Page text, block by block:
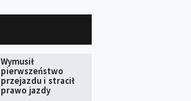
Wymusił
pierwszeństwo
przejazdu i stracił
prawo jazdy